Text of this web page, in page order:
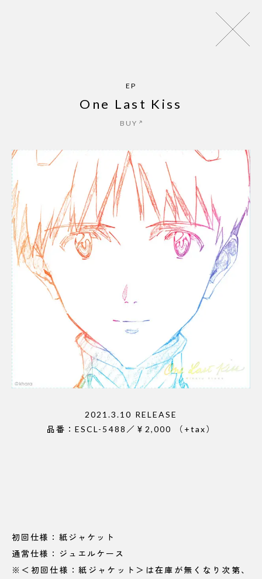
LIVE
EP
One Last Kiss
BUY
2021.3.10 RELEASE
品番：ESCL-5488／￥2,000 （+tax）
初回仕様：紙ジャケット
通常仕様：ジュエルケース
※＜初回仕様：紙ジャケット＞は在庫が無くなり次第、